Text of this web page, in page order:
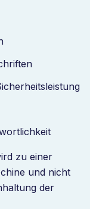
zu einer
und nicht
der